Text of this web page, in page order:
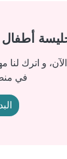
جليسة
و اترك لنا
في